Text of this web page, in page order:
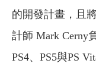
的開發計畫，且
計師 Mark Cerny
PS4、PS5與PS